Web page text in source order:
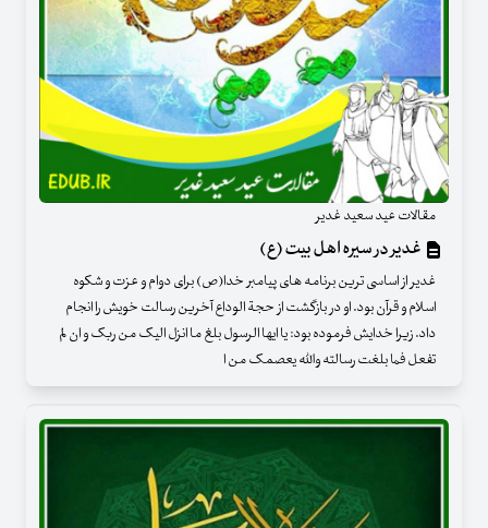
مقالات عید سعید غدیر
غدیر در سیره اهل بیت (ع)
غدیر از اساسی ترین برنامه های پیامبر خدا(ص) برای دوام و عزت و شکوه
اسلام و قرآن بود. او در بازگشت از حجة الوداع آخرین رسالت خویش را انجام
داد. زیرا خدایش فرموده بود: یا ایها الرسول بلغ ما انزل الیک من ربک و ان لم
تفعل فما بلغت رسالته والله یعصمک من ا